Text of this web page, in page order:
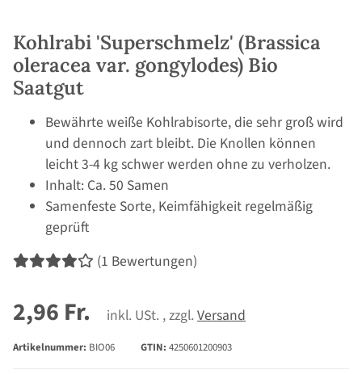
Kohlrabi 'Superschmelz' (Brassica
oleracea var. gongylodes) Bio
Saatgut
Bewährte weiße Kohlrabisorte, die sehr groß wird
und dennoch zart bleibt. Die Knollen können
leicht 3-4 kg schwer werden ohne zu verholzen.
Inhalt: Ca. 50 Samen
Samenfeste Sorte, Keimfähigkeit regelmäßig
geprüft
(1 Bewertungen)
2,96 Fr. inkl. USt. , zzgl. Versand
Artikelnummer: BIO06 GTIN: 4250601200903